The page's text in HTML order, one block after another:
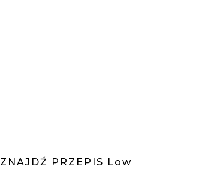
ZNAJDŹ PRZEPIS Low